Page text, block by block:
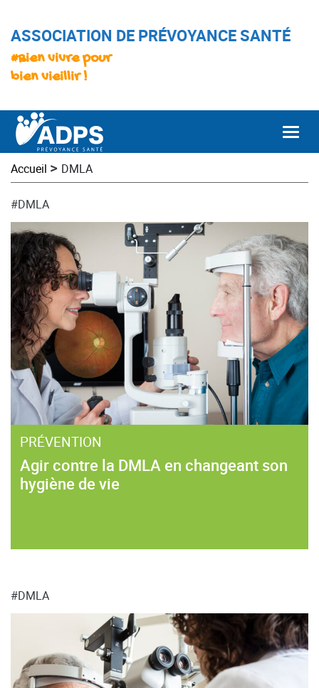
ASSOCIATION DE PRÉVOYANCE SANTÉ
#Bien vivre pour
bien vieillir !
Accueil > DMLA
#DMLA
PRÉVENTION
Agir contre la DMLA en changeant son
hygiène de vie
#DMLA